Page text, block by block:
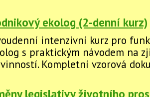
ekolog (2-denní kurz)
intenzivní kurz pro
s praktickým návodem na
Kompletní vzorová
legislativy životního